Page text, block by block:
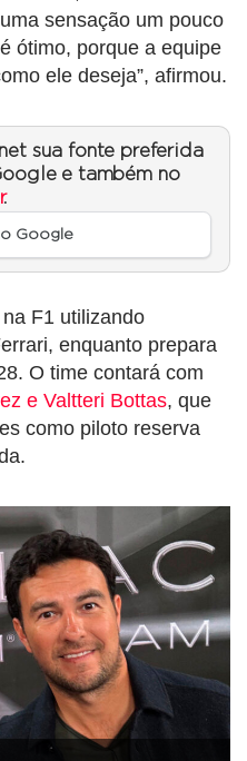
sensação um pouco
ótimo, porque a equipe
ele deseja”, afirmou.
sua fonte preferida
e também no
.
Google
F1 utilizando
enquanto prepara
O time contará com
e Valtteri Bottas, que
como piloto reserva